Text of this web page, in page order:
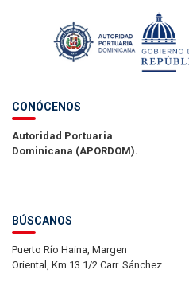
CONÓCENOS
Autoridad Portuaria
Dominicana (APORDOM).
BÚSCANOS
Puerto Río Haina, Margen
Oriental, Km 13 1/2 Carr. Sánchez.